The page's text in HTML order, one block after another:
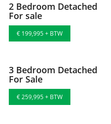
2 Bedroom Detached
For sale
€ 199,995 + BTW
3 Bedroom Detached
For Sale
€ 259,995 + BTW